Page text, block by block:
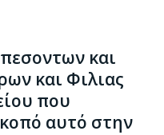
και
και Φιλιας
που
αυτό στην